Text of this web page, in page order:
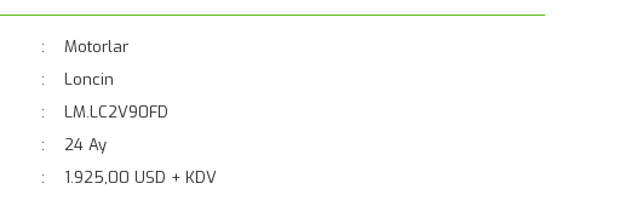
Motorlar
Loncin
LM.LC2V90FD
24 Ay
1.925,00 USD + KDV